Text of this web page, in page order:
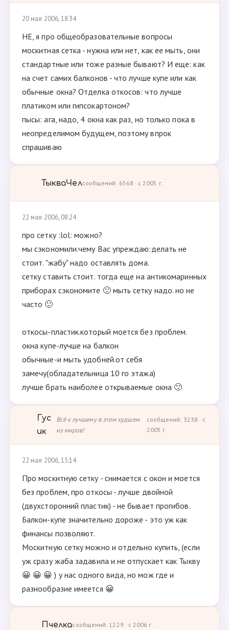
20 мая 2006, 18:34
НЕ, я про общеобразовательные вопросы
москитная сетка - нужна или нет, как ее мыть, они
стандартные или тоже разные бывают? И еще: как
на счет самих балконов - что лучше купе или как
обычные окна? Отделка откосов: что лучше
платиком или гипсокартоном?
пысы: ага, надо, 4 окна как раз, но только пока в
неопределимом будущем, поэтому впрок
спрашиваю
ТыкваЧелсообщений: 6568 · с 2005 г.
22 мая 2006, 08:24
про сетку :lol: можно?
мы сэкономили.чему Вас упреждаю:делать не
стоит. "жабу" надо оставлять дома.
сетку ставить стоит. тогда еще на антикомаринных
приборах сэкономите 🙂 мыть сетку надо. но не
часто 🙂
откосы-пластик.который моется без проблем.
окна купе-лучше на балкон
обычные-и мыть удобней.от себя
замечу(обладательница 10 го этажа)
лучше брать наиболее открываемые окна 🙂
Гус
ик
Всё к лучшему в этом худшем
из миров!
сообщений: 3238 · с
2005 г.
22 мая 2006, 15:14
Про москитную сетку - снимается с окон и моется
без проблем, про откосы - лучше двойной
(двухсторонний пластик) - не бывает прогибов.
Балкон-купе значительно дороже - это уж как
финансы позволяют.
Москитную сетку можно и отдельно купить, (если
уж сразу жаба задавила и не отпускает как Тыкву
😀 😀 😀 ) у нас одного вида, но мож где и
разнообразие имеется 😀
Пчелкасообщений: 1229 · с 2006 г.